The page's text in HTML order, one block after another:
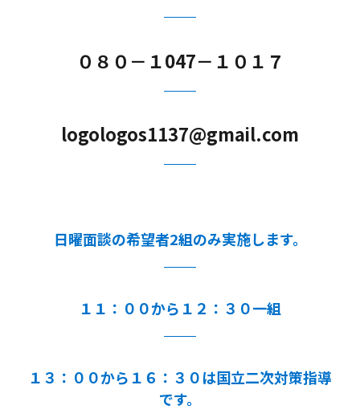
０８０－１047－１０１７
logologos1137@gmail.com
日曜面談の希望者2組のみ実施します。
１１：００から１２：３０一組
１３：００から１６：３０は国立二次対策指導
です。